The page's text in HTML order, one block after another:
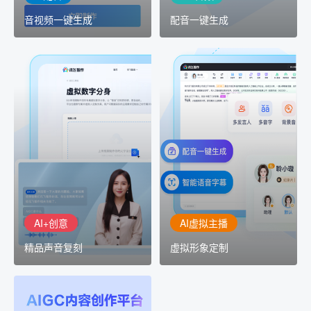
音视频一键生成 配音一键生成
AI+创意
精品声音复刻
AI+创意
精品声音复刻
AI+创意：AIGC 能力集中
展示窗口，体验 AIGC 给
生活和生产带来的改变
AI虚拟主播
虚拟形象定制
讯飞智作：让每一个内容
创作者高效生产灵活定制